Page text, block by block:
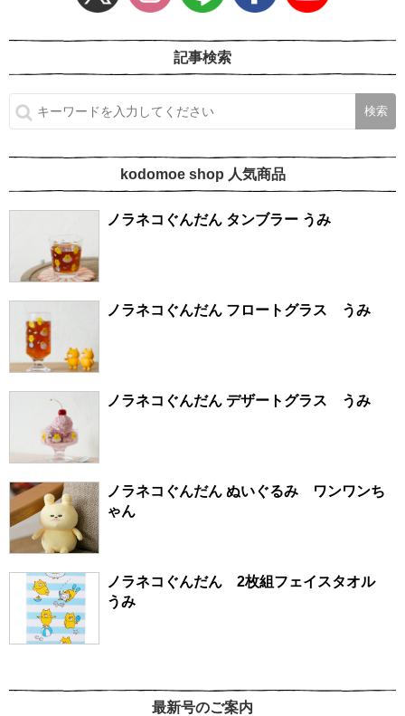
記事検索
kodomoe shop 人気商品
ノラネコぐんだん タンブラー うみ
ノラネコぐんだん フロートグラス うみ
ノラネコぐんだん デザートグラス うみ
ノラネコぐんだん ぬいぐるみ ワンワンち
ゃん
ノラネコぐんだん 2枚組フェイスタオル
うみ
最新号のご案内